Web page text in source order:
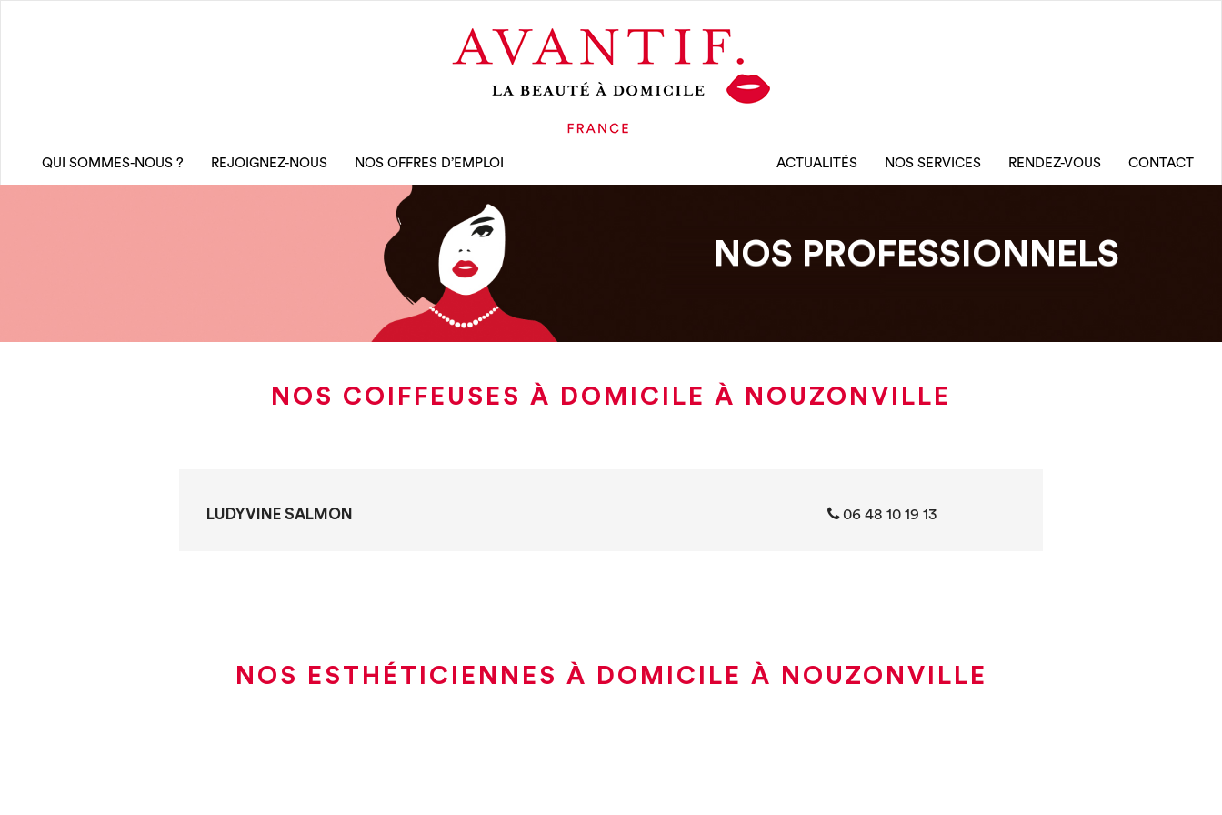
QUI SOMMES-NOUS ? REJOIGNEZ-NOUS NOS OFFRES D’EMPLOI ACTUALITÉS NOS SERVICES RENDEZ-VOUS CONTACT
NOS PROFESSIONNELS
NOS COIFFEUSES À DOMICILE À NOUZONVILLE
LUDYVINE SALMON ‭06 48 10 19 13‬
NOS ESTHÉTICIENNES À DOMICILE À NOUZONVILLE